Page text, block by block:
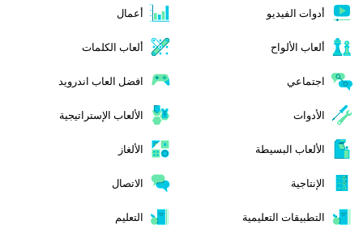
أدوات الفيديو أعمال
ألعاب الألواح ألعاب الكلمات
اجتماعي افضل العاب اندرويد
الأدوات الألعاب الإستراتيجية
الألعاب البسيطة الألغاز
الإنتاجية الاتصال
التطبيقات التعليمية التعليم